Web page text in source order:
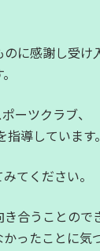
に感謝し受
ーツクラブ、
導しています。
てください。
合うことので
ったことに気